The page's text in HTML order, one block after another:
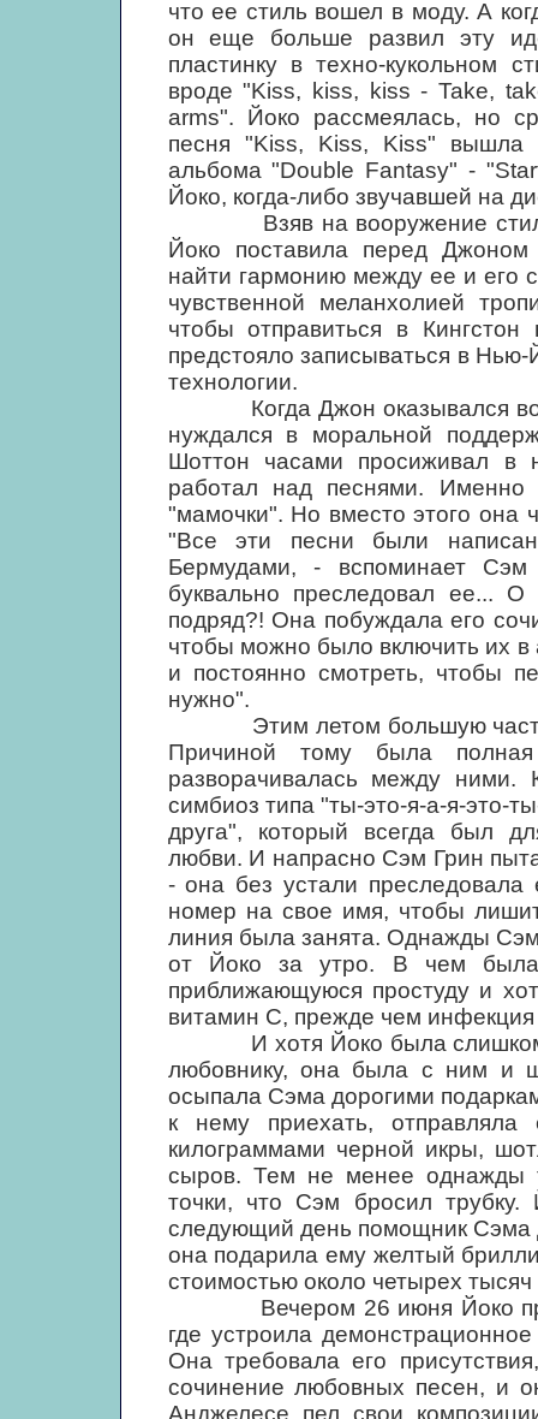
что ее стиль вошел в моду. А
он еще больше развил эту
пластинку в техно-кукольном
вроде "Kiss, kiss, kiss - Take,
arms". Йоко рассмеялась, но
песня "Kiss, Kiss, Kiss" вышла
альбома "Double Fantasy" -
Йоко, когда-либо звучавшей на
Взяв на вооружение стиль
Йоко поставила перед
найти гармонию между ее и его
чувственной меланхолией
чтобы отправиться в
предстояло записываться в
технологии.
Когда Джон оказывался во
нуждался в моральной
Шоттон часами просиживал в
работал над песнями.
"мамочки". Но вместо этого она
"Все эти песни были
Бермудами, - вспоминает
буквально преследовал ее...
подряд?! Она побуждала его
чтобы можно было включить их в
и постоянно смотреть, чтобы
нужно".
Этим летом большую часть
Причиной тому была полная
разворачивалась между
симбиоз типа "ты-это-я-а-я-это-
друга", который всегда был
любви. И напрасно Сэм Грин
- она без устали
номер на свое имя, чтобы
линия была занята. Однажды
от Йоко за утро. В чем была
приближающуюся простуду и
витамин С, прежде чем инфекция
И хотя Йоко была слишком
любовнику, она была с ним и
осыпала Сэма дорогими
к нему приехать, отправляла
килограммами черной икры,
сыров. Тем не менее однажды
точки, что Сэм бросил
следующий день помощник Сэма
она подарила ему желтый
стоимостью около четырех
Вечером 26 июня Йоко
где устроила
Она требовала его
сочинение любовных песен, и
Анджелесе пел свои